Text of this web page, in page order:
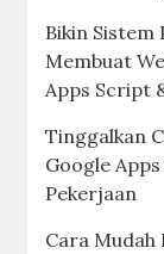
Bikin Sistem
Membuat
Apps Script
Tinggalkan
Google
Pekerjaan
Cara